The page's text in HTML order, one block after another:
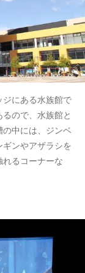
ジにある水族館で
ので、水族館と
の中には、ジンベ
ンやアザラシを
れるコーナーな